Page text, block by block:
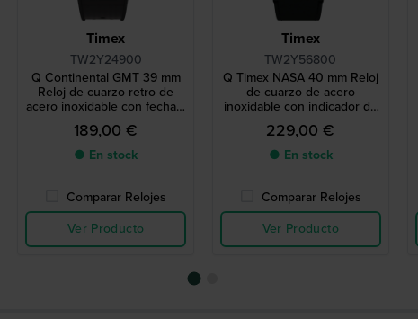
Timex
TW2Y24900
Q Continental GMT 39 mm
Reloj de cuarzo retro de
acero inoxidable con fecha y
función de doble huso
horario
189,00 €
● En stock
Comparar Relojes
Ver Producto
Timex
TW2Y56800
Q Timex NASA 40 mm Reloj
de cuarzo de acero
inoxidable con indicador de
día y fecha y esfera de 24
horas con indicación de día
y noche
229,00 €
● En stock
Comparar Relojes
Ver Producto